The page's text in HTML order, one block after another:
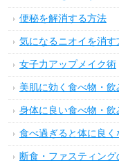
便秘を解消する方法
気になるニオイを消す
女子力アップメイク術
美肌に効く食べ物・飲
身体に良い食べ物・飲
食べ過ぎると体に良
断食・ファスティング